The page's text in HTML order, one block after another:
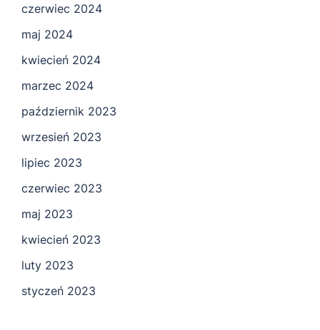
czerwiec 2024
maj 2024
kwiecień 2024
marzec 2024
październik 2023
wrzesień 2023
lipiec 2023
czerwiec 2023
maj 2023
kwiecień 2023
luty 2023
styczeń 2023